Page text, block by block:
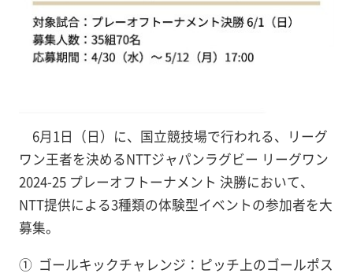
6月1日（日）に、国立競技場で行われる、リーグ
ワン王者を決めるNTTジャパンラグビー リーグワン
2024-25 プレーオフトーナメント 決勝において、
NTT提供による3種類の体験型イベントの参加者を大
募集。
① ゴールキックチャレンジ：ピッチ上のゴールポス